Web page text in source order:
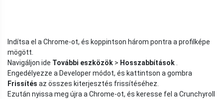
Indítsa el a Chrome-ot, és koppintson három pontra a profilképe
mögött.
Navigáljon ide További eszközök > Hosszabbítások
Engedélyezze a Developer módot, és kattintson a gombra
Frissítés az összes kiterjesztés frissítéséhez.
Ezután nyissa meg újra a Chrome-ot, és keresse fel a Crunchyroll